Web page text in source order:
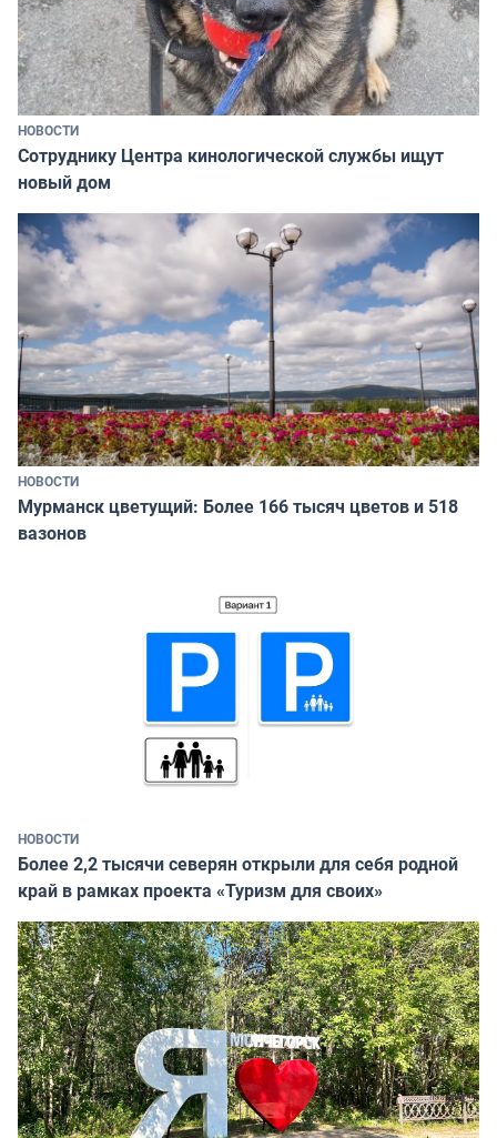
НОВОСТИ
Сотруднику Центра кинологической службы ищут
новый дом
НОВОСТИ
Мурманск цветущий: Более 166 тысяч цветов и 518
вазонов
НОВОСТИ
Более 2,2 тысячи северян открыли для себя родной
край в рамках проекта «Туризм для своих»